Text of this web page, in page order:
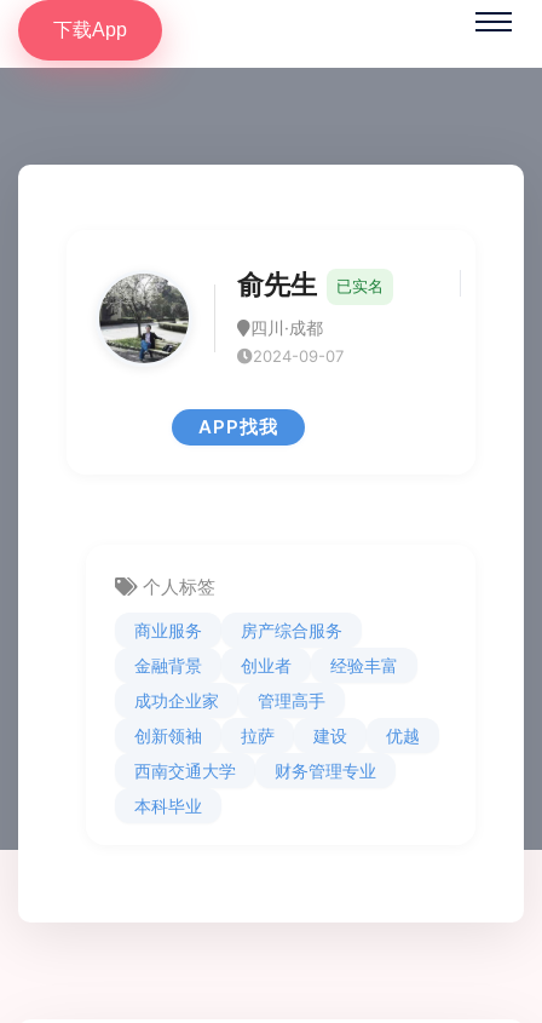
下载App
俞先生 已实名
四川·成都
2024-09-07
APP找我
个人标签
商业服务
房产综合服务
金融背景
创业者
经验丰富
成功企业家
管理高手
创新领袖
拉萨 建设
优越
西南交通大学
财务管理专业
本科毕业